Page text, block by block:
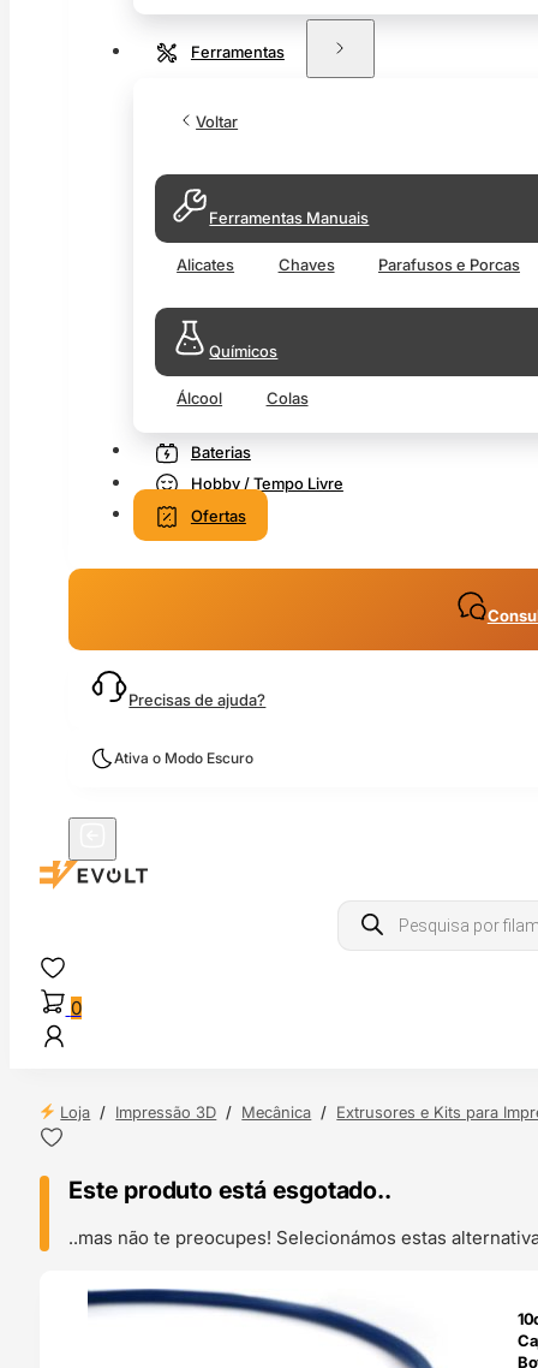
Ferramentas
Voltar
Ferramentas Manuais
Alicates Chaves Parafusos e Porcas
Químicos
Álcool Colas
Baterias
Hobby / Tempo Livre
Ofertas
Precisas de ajuda?
Ativa o Modo Escuro
Products
search
0
Loja / Impressão 3D / Mecânica / Extrusores e Kits para
Este produto está esgotado..
..mas não te preocupes! Selecionámos estas